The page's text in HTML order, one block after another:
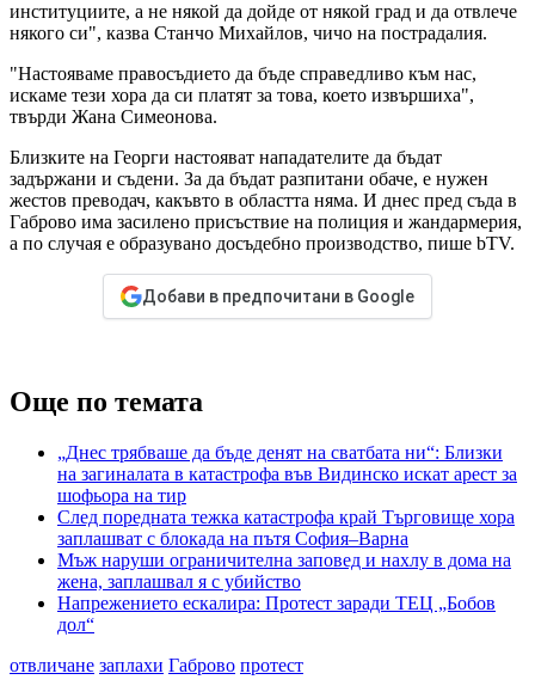
институциите, а не някой да дойде от някой град и да отвлече
някого си", казва Станчо Михайлов, чичо на пострадалия.
"Настояваме правосъдието да бъде справедливо към нас,
искаме тези хора да си платят за това, което извършиха",
твърди Жана Симеонова.
Близките на Георги настояват нападателите да бъдат
задържани и съдени. За да бъдат разпитани обаче, е нужен
жестов преводач, какъвто в областта няма. И днес пред съда в
Габрово има засилено присъствие на полиция и жандармерия,
а по случая е образувано досъдебно производство, пише bTV.
Добави в предпочитани в Google
Още по темата
„Днес трябваше да бъде денят на сватбата ни“: Близки
на загиналата в катастрофа във Видинско искат арест за
шофьора на тир
След поредната тежка катастрофа край Търговище хора
заплашват с блокада на пътя София–Варна
Мъж наруши ограничителна заповед и нахлу в дома на
жена, заплашвал я с убийство
Напрежението ескалира: Протест заради ТЕЦ „Бобов
дол“
отвличане заплахи Габрово протест